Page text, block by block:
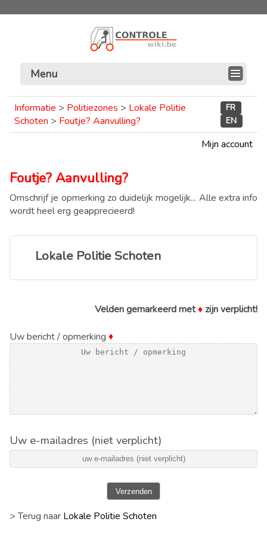
Menu
Informatie > Politiezones > Lokale Politie
Schoten > Foutje? Aanvulling?
FR
EN
Mijn account
Foutje? Aanvulling?
Omschrijf je opmerking zo duidelijk mogelijk... Alle extra info
wordt heel erg geapprecieerd!
Lokale Politie Schoten
Velden gemarkeerd met♦ zijn verplicht!
Uw bericht / opmerking ♦
Uw e-mailadres (niet verplicht)
Verzenden
> Terug naar Lokale Politie Schoten